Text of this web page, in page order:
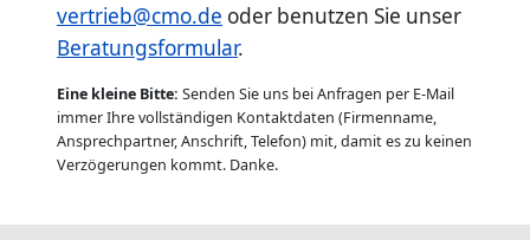
vertrieb@cmo.de oder benutzen Sie unser
Beratungsformular.
Eine kleine Bitte: Senden Sie uns bei Anfragen per E-Mail
immer Ihre vollständigen Kontaktdaten (Firmenname,
Ansprechpartner, Anschrift, Telefon) mit, damit es zu keinen
Verzögerungen kommt. Danke.